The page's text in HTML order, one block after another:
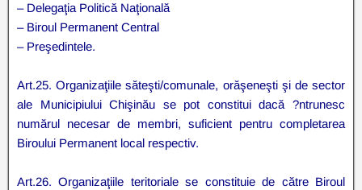
– Delegaţia Politică Naţională
– Biroul Permanent Central
– Preşedintele.
Art.25. Organizaţiile săteşti/comunale, orăşeneşti şi de sector
ale Municipiului Chişinău se pot constitui dacă ?ntrunesc
numărul necesar de membri, suficient pentru completarea
Biroului Permanent local respectiv.
Art.26. Organizaţiile teritoriale se constituie de către Biroul